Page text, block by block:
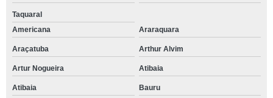
Taquaral
Americana
Araraquara
Araçatuba Arthur Alvim
Artur Nogueira Atibaia
Atibaia Bauru